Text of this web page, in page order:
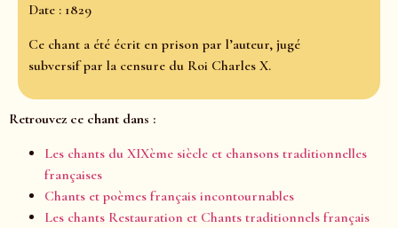
Date : 1829
Ce chant a été écrit en prison par l’auteur, jugé
subversif par la censure du Roi Charles X.
Retrouvez ce chant dans :
Les chants du XIXème siècle et chansons traditionnelles
françaises
Chants et poèmes français incontournables
Les chants Restauration et Chants traditionnels français